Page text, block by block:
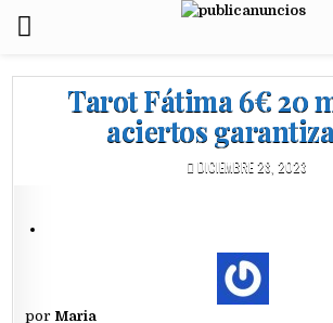
Tarot Fátima 6€ 20
aciertos
DICIEMBRE 28, 2023
por Maria